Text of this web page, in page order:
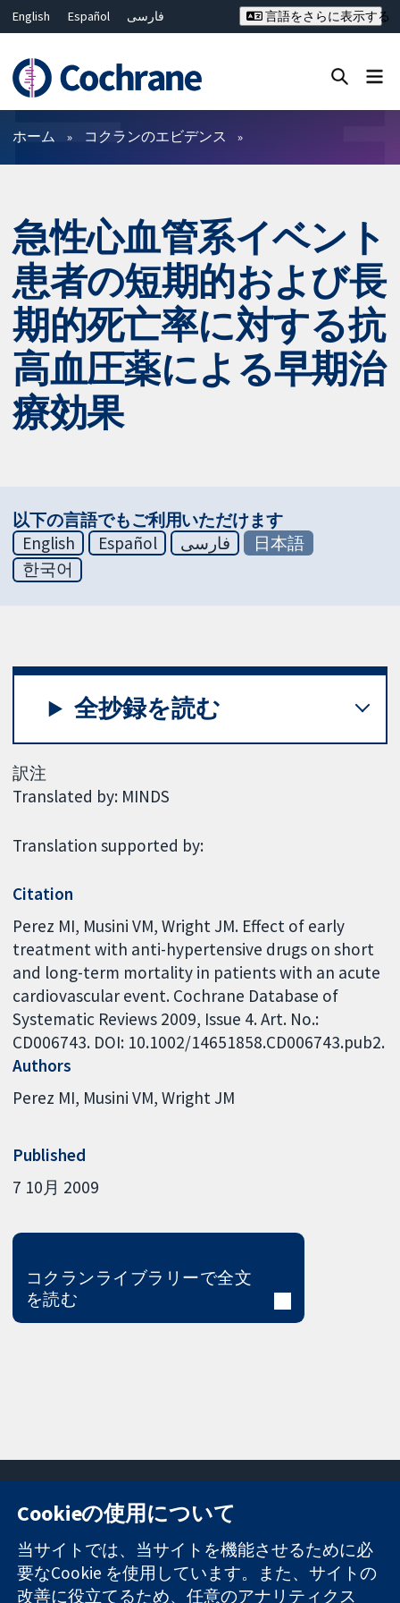
English Español
فارسی
Deutsch
Bahasa Malaysia
ไทย
繁體中文
简体中文
言語をさらに表示する
フィルター
ホーム コクランのエビデンス
急性心血管系イベント
患者の短期的および長
期的死亡率に対する抗
高血圧薬による早期治
療効果
以下の言語でもご利用いただけます
English
Español فارسی
日本語
한국어
全抄録を読む
訳注
Translated by: MINDS
Translation supported by:
Citation
Perez MI, Musini VM, Wright JM. Effect of early
treatment with anti-hypertensive drugs on short
and long-term mortality in patients with an acute
cardiovascular event. Cochrane Database of
Systematic Reviews 2009, Issue 4. Art. No.:
CD006743. DOI: 10.1002/14651858.CD006743.pub2.
Authors
Perez MI Musini VM Wright JM
Published
7 10月 2009
コクランライブラリーで全文
を読む
信頼できるエビ
デンスと
11-13 Cavendish
Square
London
W1G 0AN
お問い合わせ
ニュース
広報
コクランにつ
Cookieの使用について
当サイトでは、当サイトを機能させるために必
要なCookie を使用しています。また、サイトの
改善に役立てるため、任意のアナリティクス